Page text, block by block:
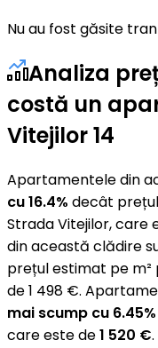
Nu au fost găsite
Analiza
costă un
Vitejilor 14
Apartamentele din
cu 16.4% decât
Strada Vitejilor, care
din această clădire
prețul estimat pe
de 1 498 €.
mai scump cu 6.45%
care este de1 520 €.